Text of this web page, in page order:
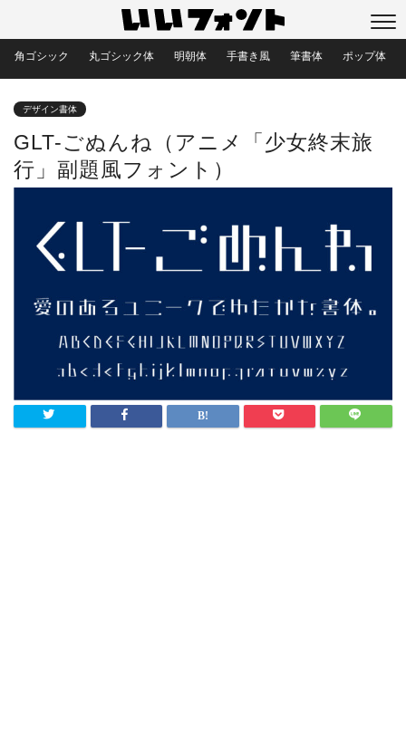
角ゴシック 丸ゴシック体 明朝体 手書き風 筆書体 ポップ体
デザイン書体
GLT-ごぬんね（アニメ「少女終末旅
行」副題風フォント）